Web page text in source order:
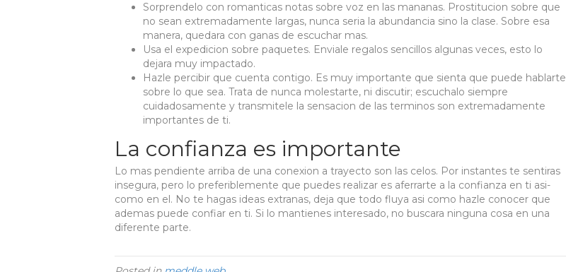
Sorprendelo con romanticas notas sobre voz en las mananas. Prostitucion sobre que
no sean extremadamente largas, nunca seri­a la abundancia sino la clase. Sobre esa
manera, quedara con ganas de escuchar mas.
Usa el expedicion sobre paquetes. Enviale regalos sencillos algunas veces, esto lo
dejara muy impactado.
Hazle percibir que cuenta contigo. Es muy importante que sienta que puede hablarte
sobre lo que sea. Trata de nunca molestarte, ni discutir; escuchalo siempre
cuidadosamente y transmitele la sensacion de las terminos son extremadamente
importantes de ti.
La confianza es importante
Lo mas pendiente arriba de una conexion a trayecto son las celos. Por instantes te sentiras
insegura, pero lo preferiblemente que puedes realizar es aferrarte a la confianza en ti asi­
como en el. No te hagas ideas extranas, deja que todo fluya asi­ como hazle conocer que
ademas puede confiar en ti. Si lo mantienes interesado, no buscara ninguna cosa en una
diferente parte.